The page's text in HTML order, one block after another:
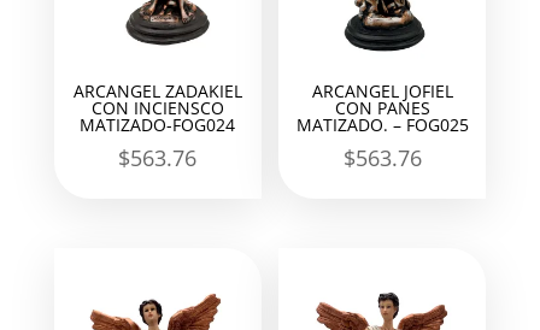
ARCANGEL ZADAKIEL
CON INCIENSCO
MATIZADO-FOG024
$563.76
ARCANGEL JOFIEL
CON PANES
MATIZADO. – FOG025
$563.76